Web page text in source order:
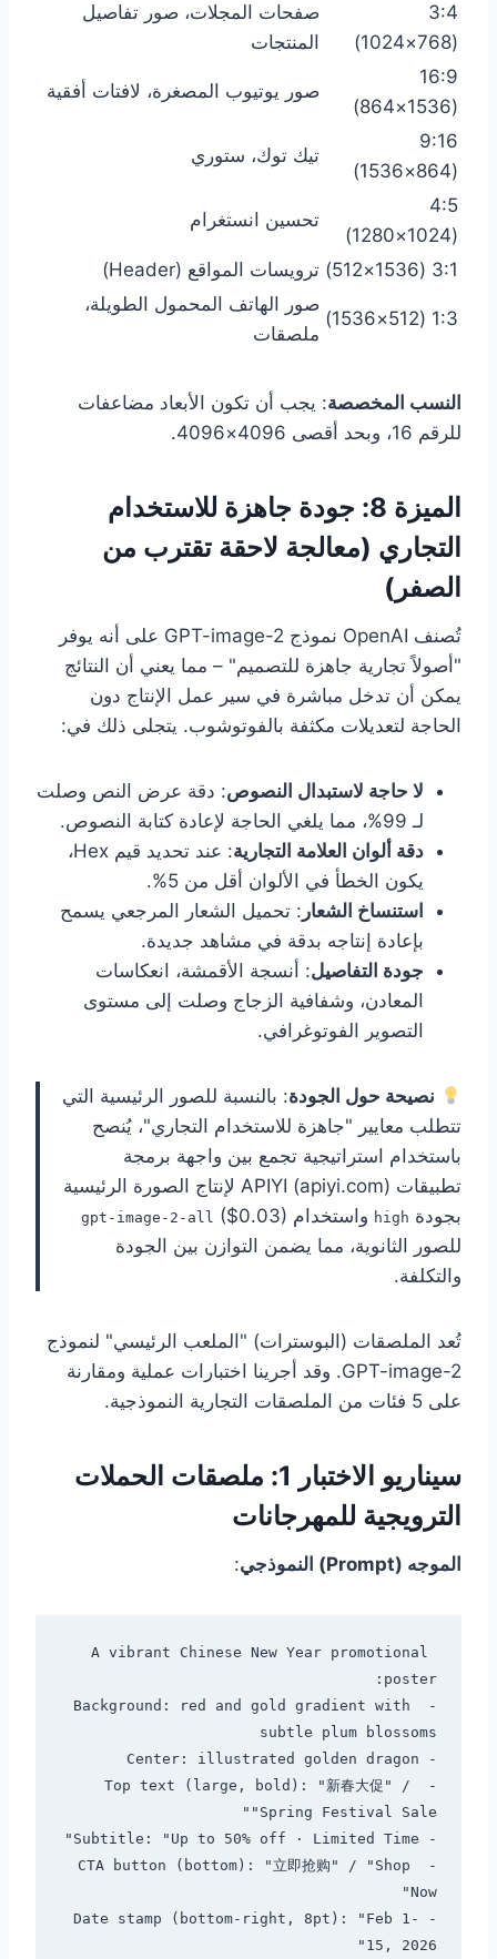
3:4
(768×1024)
صفحات المجلات، صور تفاصيل
المنتجات
16:9
(1536×864)
صور يوتيوب المصغرة، لافتات أفقية
9:16
(864×1536)
تيك توك، ستوري
4:5
(1024×1280)
تحسين انستغرام
3:1 (1536×512) ترويسات المواقع (Header)
1:3 (512×1536)
صور الهاتف المحمول الطويلة،
ملصقات
النسب المخصصة: يجب أن تكون الأبعاد مضاعفات
للرقم 16، وبحد أقصى 4096×4096.
الميزة 8: جودة جاهزة للاستخدام
التجاري (معالجة لاحقة تقترب من
الصفر)
تُصنف OpenAI نموذج GPT-image-2 على أنه يوفر
"أصولاً تجارية جاهزة للتصميم" – مما يعني أن النتائج
يمكن أن تدخل مباشرة في سير عمل الإنتاج دون
الحاجة لتعديلات مكثفة بالفوتوشوب. يتجلى ذلك في:
لا حاجة لاستبدال النصوص: دقة عرض النص وصلت
لـ 99%، مما يلغي الحاجة لإعادة كتابة النصوص.
دقة ألوان العلامة التجارية
: عند تحديد قيم Hex،
يكون الخطأ في الألوان أقل من 5%.
استنساخ الشعار : تحميل الشعار المرجعي يسمح
بإعادة إنتاجه بدقة في مشاهد جديدة.
جودة التفاصيل: أنسجة الأقمشة، انعكاسات
المعادن، وشفافية الزجاج وصلت إلى مستوى
التصوير الفوتوغرافي.
نصيحة حول الجودة: بالنسبة للصور الرئيسية التي
تتطلب معايير "جاهزة للاستخدام التجاري"، يُنصح
باستخدام استراتيجية تجمع بين واجهة برمجة
تطبيقات APIYI (apiyi.com) لإنتاج الصورة الرئيسية
بجودة high واستخدام gpt-image-2-all ($0.03)
للصور الثانوية، مما يضمن التوازن بين الجودة
والتكلفة.
تُعد الملصقات (البوسترات) "الملعب الرئيسي" لنموذج
GPT-image-2. وقد أجرينا اختبارات عملية ومقارنة
على 5 فئات من الملصقات التجارية النموذجية.
سيناريو الاختبار 1: ملصقات الحملات
الترويجية للمهرجانات
الموجه (Prompt) النموذجي :
A vibrant Chinese New Year promotional
- Background: red and gold gradient with
- Top text (large, bold): "新春大促" /
- CTA button (bottom): "立即抢购" / "Shop
- Date stamp (bottom-right, 8pt): "Feb 1-